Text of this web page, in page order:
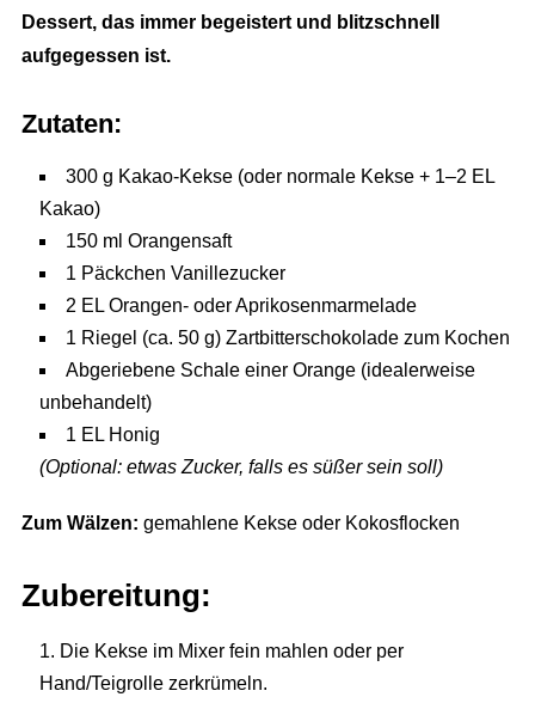
Dessert, das immer begeistert und blitzschnell
aufgegessen ist.
Zutaten:
300 g Kakao-Kekse (oder normale Kekse + 1–2 EL
Kakao)
150 ml Orangensaft
1 Päckchen Vanillezucker
2 EL Orangen- oder Aprikosenmarmelade
1 Riegel (ca. 50 g) Zartbitterschokolade zum Kochen
Abgeriebene Schale einer Orange (idealerweise
unbehandelt)
1 EL Honig
(Optional: etwas Zucker, falls es süßer sein soll)
Zum Wälzen: gemahlene Kekse oder Kokosflocken
Zubereitung:
Die Kekse im Mixer fein mahlen oder per
Hand/Teigrolle zerkrümeln.